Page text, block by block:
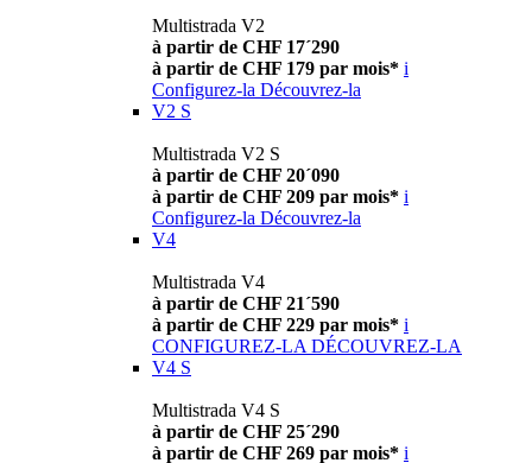
Multistrada V2
à partir de CHF 17´290
à partir de CHF 179 par mois* i
Configurez-la Découvrez-la
V2 S
Multistrada V2 S
à partir de CHF 20´090
à partir de CHF 209 par mois* i
Configurez-la Découvrez-la
V4
Multistrada V4
à partir de CHF 21´590
à partir de CHF 229 par mois* i
CONFIGUREZ-LA DÉCOUVREZ-LA
V4 S
Multistrada V4 S
à partir de CHF 25´290
à partir de CHF 269 par mois* i